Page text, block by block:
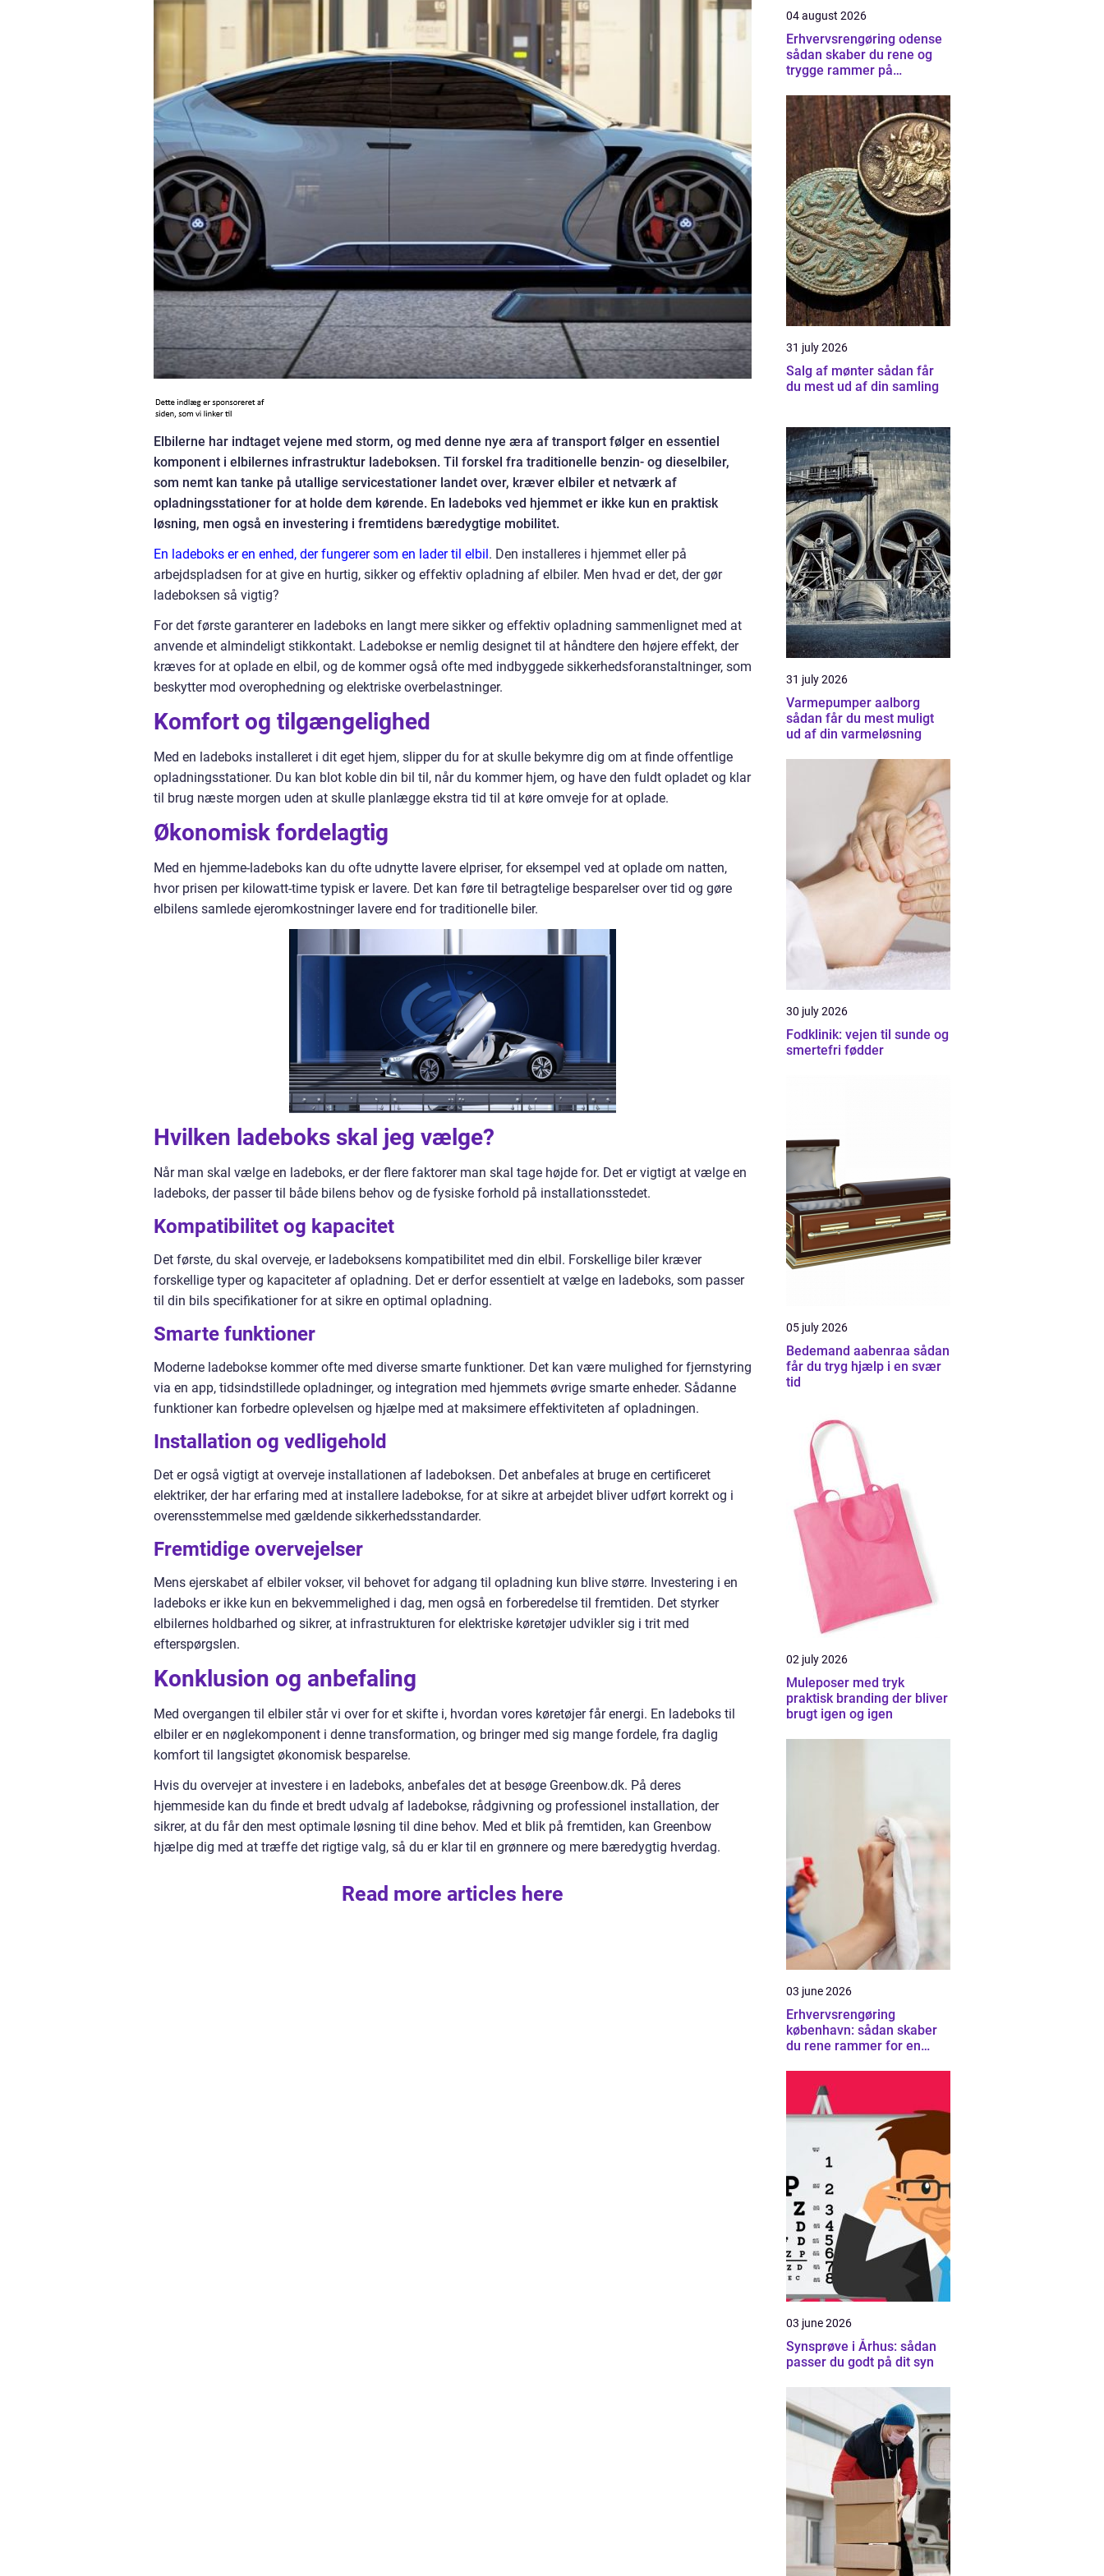
Elbilerne har indtaget vejene med storm, og med denne nye æra af transport følger en essentiel
komponent i elbilernes infrastruktur ladeboksen. Til forskel fra traditionelle benzin- og dieselbiler,
som nemt kan tanke på utallige servicestationer landet over, kræver elbiler et netværk af
opladningsstationer for at holde dem kørende. En ladeboks ved hjemmet er ikke kun en praktisk
løsning, men også en investering i fremtidens bæredygtige mobilitet.
En ladeboks er en enhed, der fungerer som en lader til elbil. Den installeres i hjemmet eller på
arbejdspladsen for at give en hurtig, sikker og effektiv opladning af elbiler. Men hvad er det, der gør
ladeboksen så vigtig?
For det første garanterer en ladeboks en langt mere sikker og effektiv opladning sammenlignet med at
anvende et almindeligt stikkontakt. Ladebokse er nemlig designet til at håndtere den højere effekt, der
kræves for at oplade en elbil, og de kommer også ofte med indbyggede sikkerhedsforanstaltninger, som
beskytter mod overophedning og elektriske overbelastninger.
Komfort og tilgængelighed
Med en ladeboks installeret i dit eget hjem, slipper du for at skulle bekymre dig om at finde offentlige
opladningsstationer. Du kan blot koble din bil til, når du kommer hjem, og have den fuldt opladet og klar
til brug næste morgen uden at skulle planlægge ekstra tid til at køre omveje for at oplade.
Økonomisk fordelagtig
Med en hjemme-ladeboks kan du ofte udnytte lavere elpriser, for eksempel ved at oplade om natten,
hvor prisen per kilowatt-time typisk er lavere. Det kan føre til betragtelige besparelser over tid og gøre
elbilens samlede ejeromkostninger lavere end for traditionelle biler.
Hvilken ladeboks skal jeg vælge?
Når man skal vælge en ladeboks, er der flere faktorer man skal tage højde for. Det er vigtigt at vælge en
ladeboks, der passer til både bilens behov og de fysiske forhold på installationsstedet.
Kompatibilitet og kapacitet
Det første, du skal overveje, er ladeboksens kompatibilitet med din elbil. Forskellige biler kræver
forskellige typer og kapaciteter af opladning. Det er derfor essentielt at vælge en ladeboks, som passer
til din bils specifikationer for at sikre en optimal opladning.
Smarte funktioner
Moderne ladebokse kommer ofte med diverse smarte funktioner. Det kan være mulighed for fjernstyring
via en app, tidsindstillede opladninger, og integration med hjemmets øvrige smarte enheder. Sådanne
funktioner kan forbedre oplevelsen og hjælpe med at maksimere effektiviteten af opladningen.
Installation og vedligehold
Det er også vigtigt at overveje installationen af ladeboksen. Det anbefales at bruge en certificeret
elektriker, der har erfaring med at installere ladebokse, for at sikre at arbejdet bliver udført korrekt og i
overensstemmelse med gældende sikkerhedsstandarder.
Fremtidige overvejelser
Mens ejerskabet af elbiler vokser, vil behovet for adgang til opladning kun blive større. Investering i en
ladeboks er ikke kun en bekvemmelighed i dag, men også en forberedelse til fremtiden. Det styrker
elbilernes holdbarhed og sikrer, at infrastrukturen for elektriske køretøjer udvikler sig i trit med
efterspørgslen.
Konklusion og anbefaling
Med overgangen til elbiler står vi over for et skifte i, hvordan vores køretøjer får energi. En ladeboks til
elbiler er en nøglekomponent i denne transformation, og bringer med sig mange fordele, fra daglig
komfort til langsigtet økonomisk besparelse.
Hvis du overvejer at investere i en ladeboks, anbefales det at besøge Greenbow.dk. På deres
hjemmeside kan du finde et bredt udvalg af ladebokse, rådgivning og professionel installation, der
sikrer, at du får den mest optimale løsning til dine behov. Med et blik på fremtiden, kan Greenbow
hjælpe dig med at træffe det rigtige valg, så du er klar til en grønnere og mere bæredygtig hverdag.
Read more articles here
04 august 2026
Erhvervsrengøring odense
sådan skaber du rene og
trygge rammer på
31 july 2026
Salg af mønter sådan får
du mest ud af din samling
31 july 2026
Varmepumper aalborg
sådan får du mest muligt
ud af din varmeløsning
30 july 2026
Fodklinik: vejen til sunde og
smertefri fødder
05 july 2026
Bedemand aabenraa sådan
får du tryg hjælp i en svær
tid
02 july 2026
Muleposer med tryk
praktisk branding der bliver
brugt igen og igen
03 june 2026
Erhvervsrengøring
københavn: sådan skaber
du rene rammer for en
03 june 2026
Synsprøve i Århus: sådan
passer du godt på dit syn